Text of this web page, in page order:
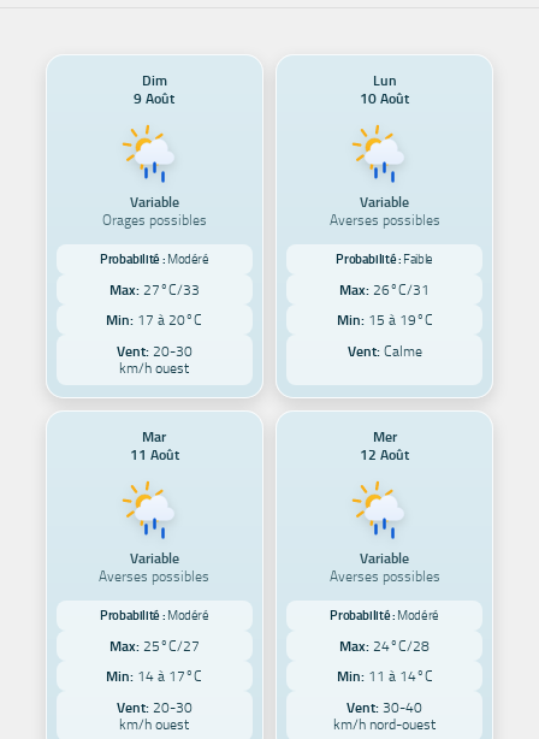
Dim
9 Août
Variable
Orages possibles
Probabilité : Modéré
Max: 27°C/33
Min: 17 à 20°C
Vent:20-30
km/h ouest
Lun
10 Août
Variable
Averses possibles
Probabilité : Faible
Max: 26°C/31
Min: 15 à 19°C
Vent:Calme
Mar
11 Août
Variable
Averses possibles
Probabilité : Modéré
Max: 25°C/27
Min: 14 à 17°C
Vent:20-30
km/h ouest
Mer
12 Août
Variable
Averses possibles
Probabilité : Modéré
Max: 24°C/28
Min: 11 à 14°C
Vent: 30-40
km/h nord-ouest